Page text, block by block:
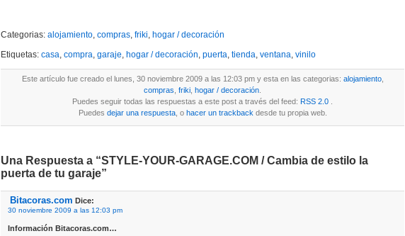
Categorias: alojamiento, compras, friki, hogar / decoración
Etiquetas: casa, compra, garaje, hogar / decoración, puerta, tienda, ventana, vinilo
Este artículo fue creado el lunes, 30 noviembre 2009 a las 12:03 pm y esta en las categorias: alojamiento,
compras friki hogar / decoración
Puedes seguir todas las respuestas a este post a través del feed: RSS 2.0
Puedes dejar una respuesta, o hacer un trackback desde tu propia web.
Una Respuesta a “STYLE-YOUR-GARAGE.COM / Cambia de estilo la
puerta de tu garaje”
Bitacoras.com Dice:
30 noviembre 2009 a las 12:03 pm
Información Bitacoras.com…